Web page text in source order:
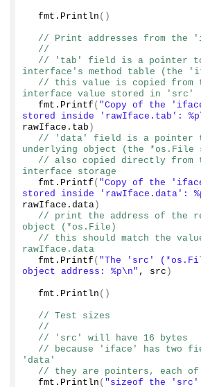
  fmt.
Println ()
// Print addresses from the
//
// 'tab' field is a pointer
interface's method table (the
// this value is copied from
interface value stored in 'src'
  fmt.
Printf ( "Copy of the
stored inside 'rawIface.tab':
rawIface. tab )
// 'data' field is a pointer
underlying object (the *os.File
// also copied directly from
interface storage
  fmt.
Printf ( "Copy of the
stored inside 'rawIface.data':
rawIface. data )
// print the address of the
object (*os.File)
// this should match the
rawIface.data
  fmt.
Printf ( "The 'src'
object address: %p\n" , src )
  fmt.
Println ()
// Test sizes
//
// 'src' will have 16 bytes
// because 'iface' has two
'data'
// they are pointers, each of
  fmt.
Println ( "sizeof the